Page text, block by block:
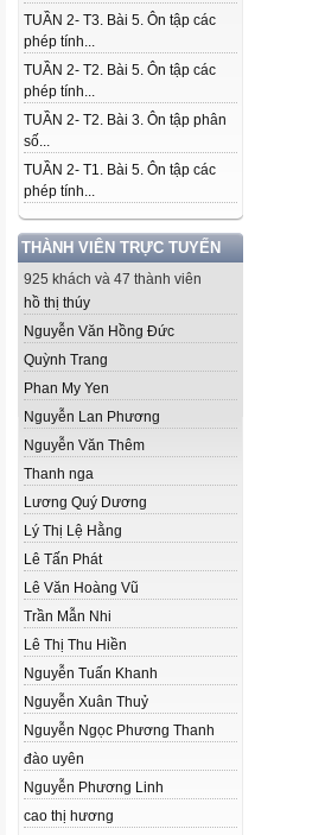
TUẦN 2- T3. Bài 5. Ôn tập các
phép tính...
TUẦN 2- T2. Bài 5. Ôn tập các
phép tính...
TUẦN 2- T2. Bài 3. Ôn tập phân
số...
TUẦN 2- T1. Bài 5. Ôn tập các
phép tính...
THÀNH VIÊN TRỰC TUYẾN
925 khách và 47 thành viên
hồ thị thúy
Nguyễn Văn Hồng Đức
Quỳnh Trang
Phan My Yen
Nguyễn Lan Phương
Nguyễn Văn Thêm
Thanh nga
Lương Quý Dương
Lý Thị Lệ Hằng
Lê Tấn Phát
Lê Văn Hoàng Vũ
Trần Mẫn Nhi
Lê Thị Thu Hiền
Nguyễn Tuấn Khanh
Nguyễn Xuân Thuỷ
Nguyễn Ngọc Phương Thanh
đào uyên
Nguyễn Phương Linh
cao thị hương